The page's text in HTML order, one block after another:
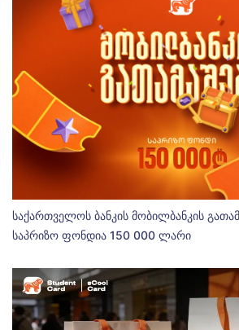
საქართველოს ბანკის მობილბანკის
საპრიზო ფონდია 150 000 ლარი